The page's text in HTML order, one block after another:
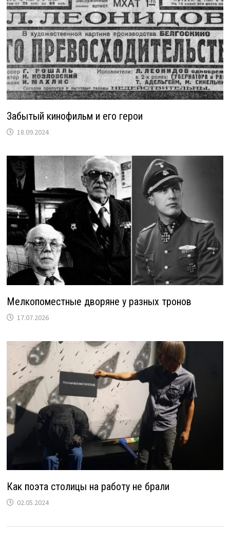
Забытый кинофильм и его герои
18.09.2024
Мелкопоместные дворяне у разных тронов
17.07.2026
Как поэта столицы на работу не брали
02.05.2024